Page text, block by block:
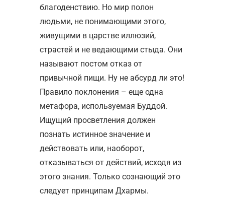
благоденствию. Но мир полон
людьми, не понимающими этого,
живущими в царстве иллюзий,
страстей и не ведающими стыда. Они
называют постом отказ от
привычной пищи. Ну не абсурд ли это!
Правило поклонения – еще одна
метафора, используемая Буддой.
Ищущий просветления должен
познать истинное значение и
действовать или, наоборот,
отказываться от действий, исходя из
этого знания. Только сознающий это
следует принципам Дхармы.